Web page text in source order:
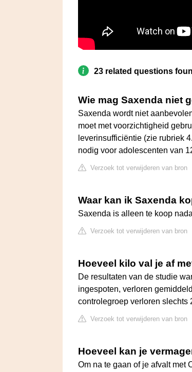
23 related questions
Wie mag Saxenda niet
Saxenda wordt niet
moet met voorzichtigheid
leverinsufficiëntie (zie rubriek
nodig voor adolescenten van
Verzoek tot verwijderen van bron
Waar kan ik Saxenda
Saxenda is alleen te koop
Verzoek tot verwijderen van bron
Hoeveel kilo val je af
De resultaten van de studie
ingespoten, verloren
controlegroep verloren slechts
Verzoek tot verwijderen van bron
Hoeveel kan je
Om na te gaan of je afvalt met